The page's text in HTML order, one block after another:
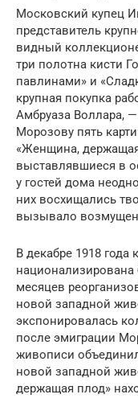
Московский купец
представитель
видный
три полотна кисти
павлинами» и
крупная покупка
Амбруаза Воллара,
Морозову пять
«Женщина,
выставлявшиеся в
у гостей дома
них восхищались
вызывало
В декабре 1918
месяцев
новой западной
экспонировалась
после эмиграции
живописи
новой западной
держащая плод»